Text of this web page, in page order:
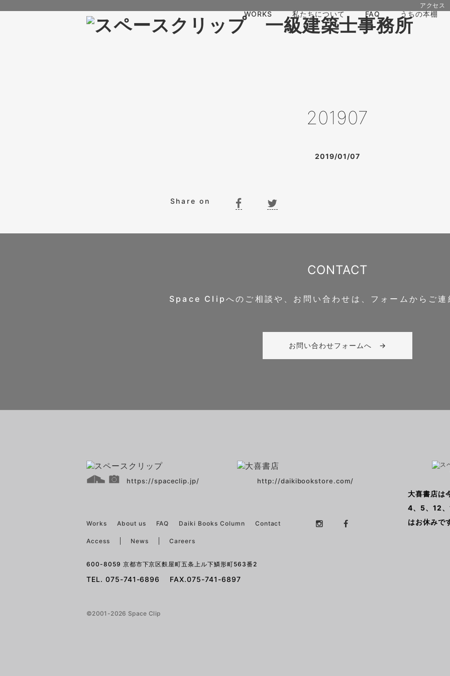
アクセス
WORKS 私たちについて FAQ うちの本棚
201907
2019/01/07
Share on
CONTACT
Space Clipへのご相談や、お問い合わせは、フォームからご連
お問い合わせフォームへ →
https://spaceclip.jp/ http://daikibookstore.com/
Works About us FAQ Daiki Books Column Contact
Access News Careers
600-8059 京都市下京区麩屋町五条上ル下鱗形町563番2
TEL. 075-741-6896 FAX.075-741-6897
大喜書店
4、5、12
はお休みで
©2001-2026 Space Clip